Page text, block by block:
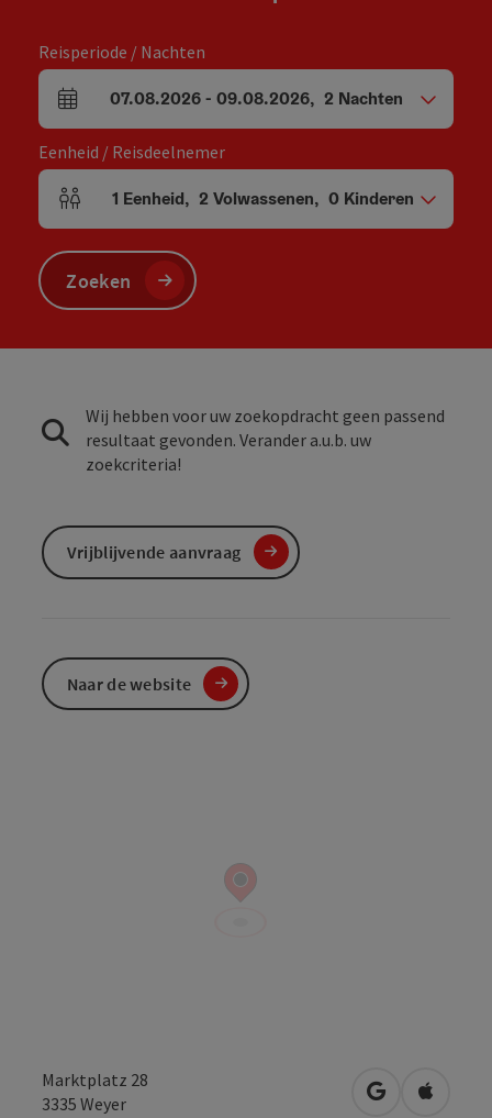
Marktplatz 28
3335 Weyer Openen in
Reisperiode / Nachten
Velden voor aankomst en vertrek
07.08.2026- 09.08.2026, 2 Nachten
Eenheid / Reisdeelnemer
Aantal eenheden en persoonsvelden
1 Eenheid, 2 Volwassenen, 0 Kinderen
Zoeken
Wij hebben voor uw zoekopdracht geen passend
resultaat gevonden. Verander a.u.b. uw
zoekcriteria!
Vrijblijvende aanvraag
Naar de website